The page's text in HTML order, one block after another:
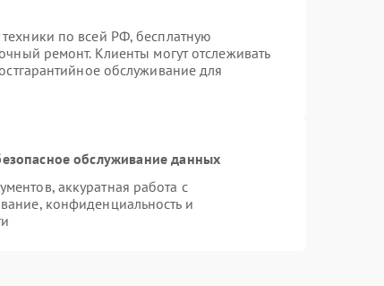
по всей РФ, бесплатную
ремонт. Клиенты могут отслеживать
обслуживание для
обслуживание данных
аккуратная работа с
конфиденциальность и